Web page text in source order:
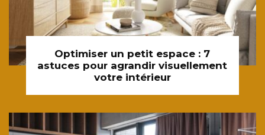
Optimiser un petit espace : 7
astuces pour agrandir visuellement
votre intérieur